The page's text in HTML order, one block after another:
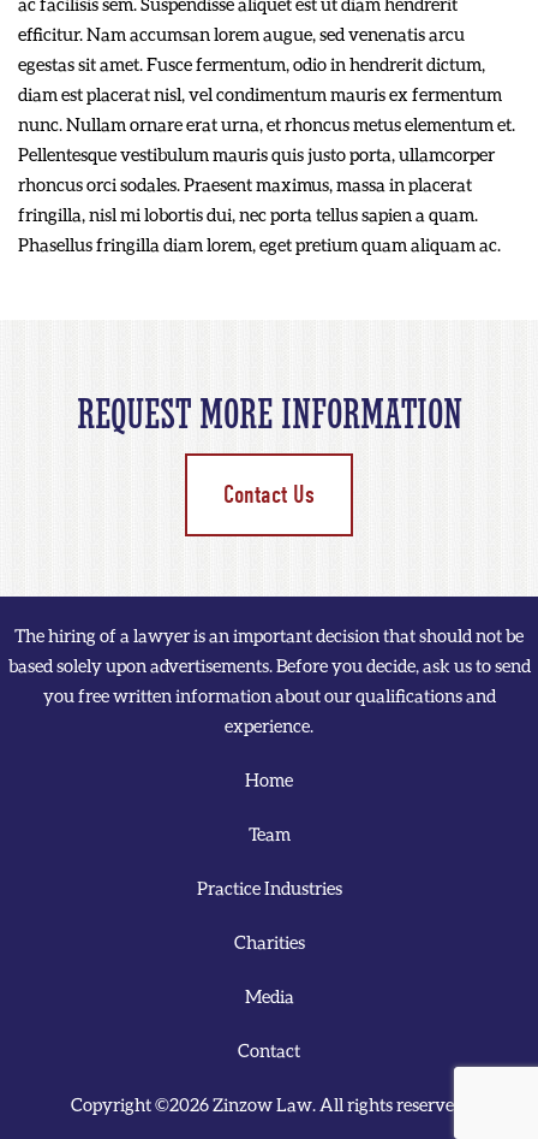
efficitur. Nam accumsan lorem augue, sed venenatis arcu
egestas sit amet. Fusce fermentum, odio in hendrerit dictum,
diam est placerat nisl, vel condimentum mauris ex fermentum
nunc. Nullam ornare erat urna, et rhoncus metus elementum et.
Pellentesque vestibulum mauris quis justo porta, ullamcorper
rhoncus orci sodales. Praesent maximus, massa in placerat
fringilla, nisl mi lobortis dui, nec porta tellus sapien a quam.
Phasellus fringilla diam lorem, eget pretium quam aliquam ac.
REQUEST MORE INFORMATION
Contact Us
The hiring of a lawyer is an important decision that should not be
based solely upon advertisements. Before you decide, ask us to send
you free written information about our qualifications and
experience.
Home
Team
Practice Industries
Charities
Media
Contact
Copyright ©2026 Zinzow Law. All rights reserved.